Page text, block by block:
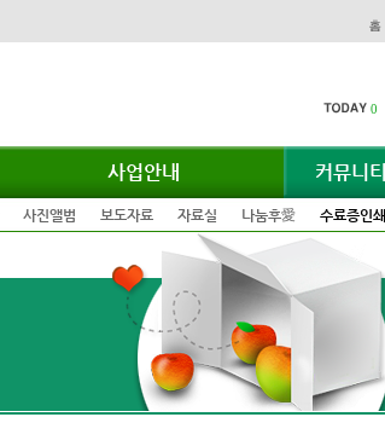
0
사업안내 커뮤니티
사진앨범 보도자료 자료실 나눔후愛 수료증인쇄